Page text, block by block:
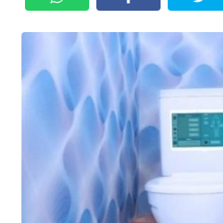
EKUIN
SAINS-TEKNO
KESEHATAN
INTERNASIONAL